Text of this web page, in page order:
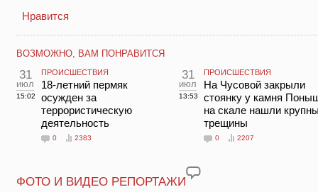
Нравится
ВОЗМОЖНО, ВАМ ПОНРАВИТСЯ
31
июл
15:02
ПРОИСШЕСТВИЯ
18-летний пермяк
осужден за
террористическую
деятельность
0 2383
31
июл
13:53
ПРОИСШЕСТВИЯ
На Чусовой закрыли
стоянку у камня
на скале нашли
трещины
0 2207
ФОТО И ВИДЕО РЕПОРТАЖИ